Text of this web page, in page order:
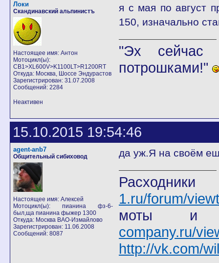
Локи
Скандинавский альпинистъ
Настоящее имя: Антон
Мотоцикл(ы):
CB1>XL600V>K1100LT>R1200RT
Откуда: Москва, Шоссе Эндурастов
Зарегистрирован: 31.07.2008
Сообщений: 2284
я с мая по август
150, изначально
"Эх сейчас
потрошками!"
Неактивен
15.10.2015 19:54:46
agent-anb7
Общительный сибиховод
Настоящее имя: Алексей
Мотоцикл(ы): пианина фз-6-
был,ща пианина фыжер 1300
Откуда: Москва ВАО-Измайлово
Зарегистрирован: 11.06.2008
Сообщений: 8087
да уж.Я на своём
1.ru/forum/
company.ru/
http://vk.com/